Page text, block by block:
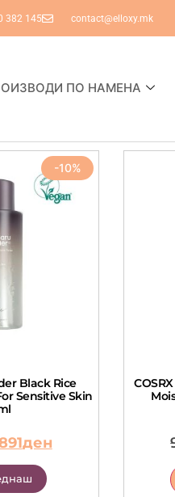
382 145 contact@elloxy.mk
ПО НАМЕНА
-10%
Black Rice
Sensitive Skin
ден